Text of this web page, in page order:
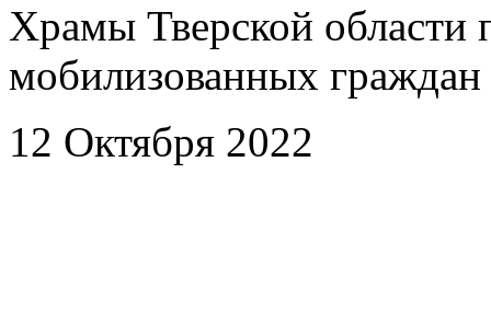
Храмы Тверской
мобилизованных граждан
12 Октября 2022